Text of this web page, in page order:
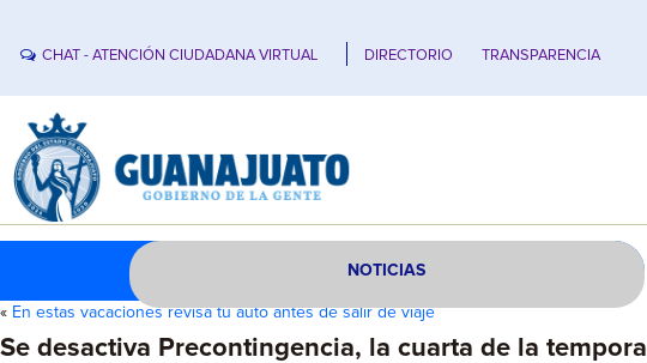
CHAT - ATENCIÓN CIUDADANA VIRTUAL DIRECTORIO TRANSPARENCIA
NOTICIAS
« En estas vacaciones revisa tu auto antes de salir de viaje
Se desactiva Precontingencia, la cuarta de la